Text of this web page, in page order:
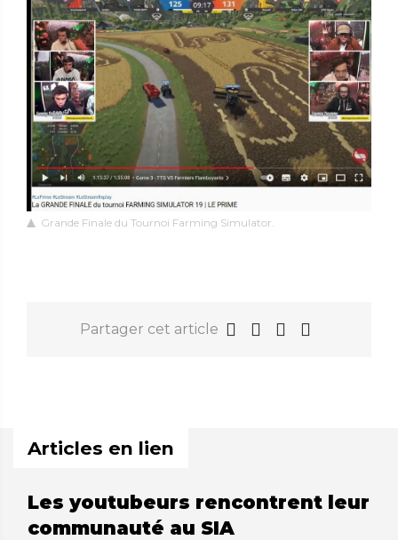
Grande Finale du Tournoi Farming Simulator.
Partager cet article
Articles en lien
Les youtubeurs rencontrent leur
communauté au SIA